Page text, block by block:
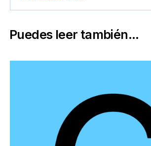
Puedes leer también...